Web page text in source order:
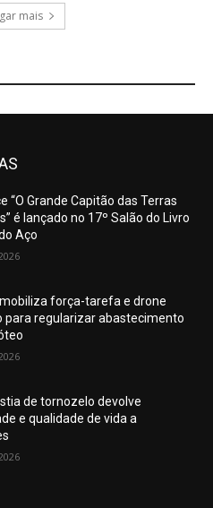
mais
“O Grande Capitão das Terras
é lançado no 17º Salão do Livro
Aço
força-tarefa e drone
para regularizar abastecimento
de tornozelo devolve
e qualidade de vida a